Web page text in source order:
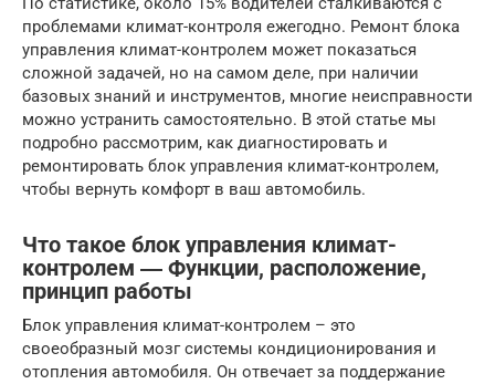
проблемами климат-контроля ежегодно. Ремонт блока
управления климат-контролем может показаться
сложной задачей, но на самом деле, при наличии
базовых знаний и инструментов, многие неисправности
можно устранить самостоятельно. В этой статье мы
подробно рассмотрим, как диагностировать и
ремонтировать блок управления климат-контролем,
чтобы вернуть комфорт в ваш автомобиль.
Что такое блок управления климат-
контролем ― Функции, расположение,
принцип работы
Блок управления климат-контролем – это
своеобразный мозг системы кондиционирования и
отопления автомобиля. Он отвечает за поддержание